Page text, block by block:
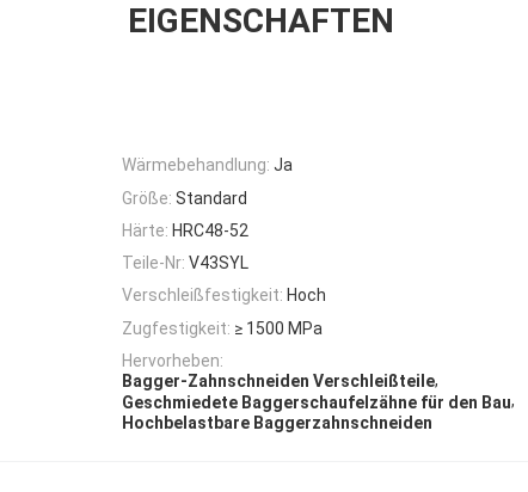
EIGENSCHAFTEN
Wärmebehandlung: Ja
Größe: Standard
Härte: HRC48-52
Teile-Nr: V43SYL
Verschleißfestigkeit: Hoch
Zugfestigkeit: ≥ 1500 MPa
Hervorheben:
Bagger-Zahnschneiden Verschleißteile,
Geschmiedete Baggerschaufelzähne für den Bau,
Hochbelastbare Baggerzahnschneiden